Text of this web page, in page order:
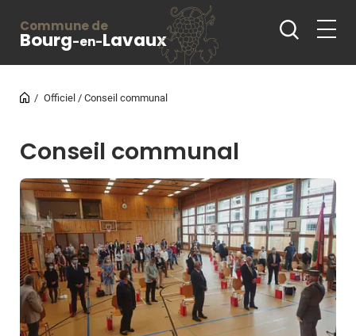
Commune de
Bourg-en-Lavaux
Officiel Conseil communal
Conseil communal